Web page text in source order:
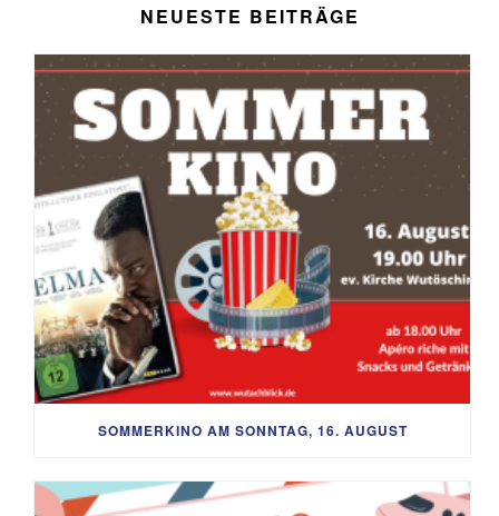
NEUESTE BEITRÄGE
SOMMERKINO AM SONNTAG, 16. AUGUST